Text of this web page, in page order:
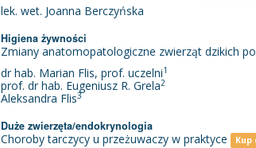
lek. wet. Joanna Berczyńska
Higiena żywności
Zmiany anatomopatologiczne zwierząt dzikich
dr hab. Marian Flis, prof. uczelni1
prof. dr hab. Eugeniusz R. Grela2
Aleksandra Flis3
Duże zwierzęta/endokrynologia
Choroby tarczycy u przeżuwaczy w praktyce Kup